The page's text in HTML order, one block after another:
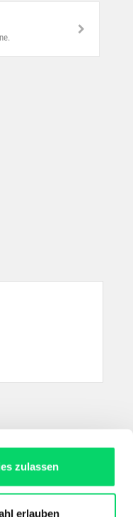
zulassen
erlauben